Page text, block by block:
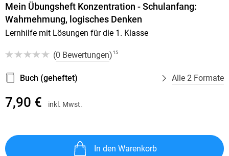
Mein Übungsheft Konzentration - Schulanfang:
Wahrnehmung, logisches Denken
Lernhilfe mit Lösungen für die 1. Klasse
(0 Bewertungen) 15
Buch (geheftet) Alle 2 Formate
7,90 € inkl. Mwst.
In den Warenkorb